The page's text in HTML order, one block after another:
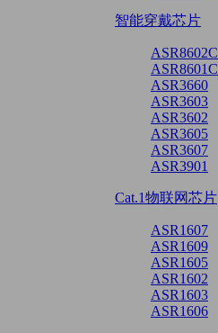
智能穿戴芯片
ASR8602C
ASR8601C
ASR3660
ASR3603
ASR3602
ASR3605
ASR3607
ASR3901
Cat.1物联网芯片
ASR1607
ASR1609
ASR1605
ASR1602
ASR1603
ASR1606